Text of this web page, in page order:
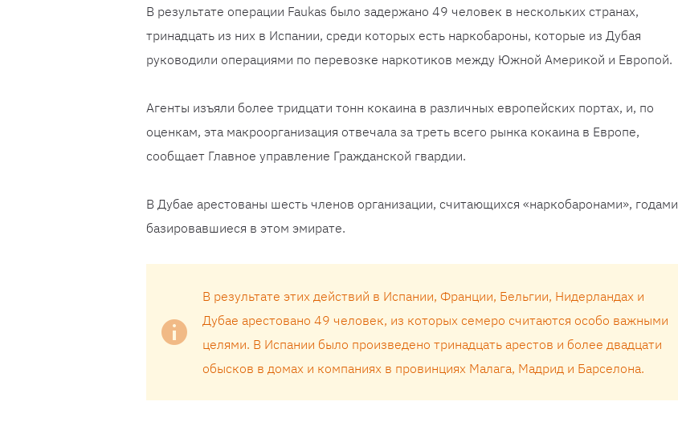
В результате операции Faukas было задержано 49 человек в нескольких странах,
тринадцать из них в Испании, среди которых есть наркобароны, которые из Дубая
руководили операциями по перевозке наркотиков между Южной Америкой и Европой.
Агенты изъяли более тридцати тонн кокаина в различных европейских портах, и, по
оценкам, эта макроорганизация отвечала за треть всего рынка кокаина в Европе,
сообщает Главное управление Гражданской гвардии.
В Дубае арестованы шесть членов организации, считающихся «наркобаронами», годами
базировавшиеся в этом эмирате.
В результате этих действий в Испании, Франции, Бельгии, Нидерландах и
Дубае арестовано 49 человек, из которых семеро считаются особо важными
целями. В Испании было произведено тринадцать арестов и более двадцати
обысков в домах и компаниях в провинциях Малага, Мадрид и Барселона.